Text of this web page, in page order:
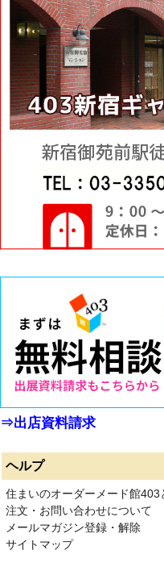
⇒出店資料請求
ヘルプ
住まいのオーダーメード館403
注文・お問い合わせについて
メールマガジン登録・解除
サイトマップ